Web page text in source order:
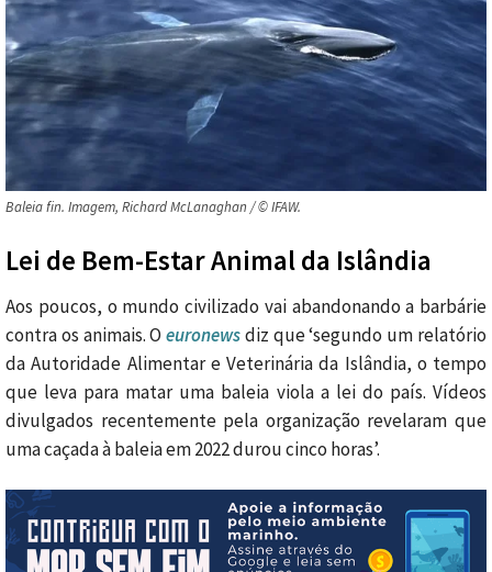
Baleia fin. Imagem, Richard McLanaghan / © IFAW.
Lei de Bem-Estar Animal da Islândia
Aos poucos, o mundo civilizado vai abandonando a barbárie
contra os animais. Oeuronewsdiz que ‘segundo um relatório
da Autoridade Alimentar e Veterinária da Islândia, o tempo
que leva para matar uma baleia viola a lei do país. Vídeos
divulgados recentemente pela organização revelaram que
uma caçada à baleia em 2022 durou cinco horas’.